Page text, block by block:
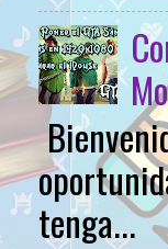
tenga...